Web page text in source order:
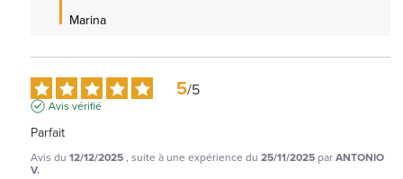
Marina
5/5
Avis vérifié
Parfait
Avis du 12/12/2025, suite à une expérience du 25/11/2025 parANTONIO
V.